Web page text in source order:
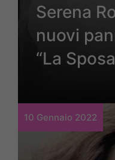
Serena
nuovi
“La
10 Gennaio 2022